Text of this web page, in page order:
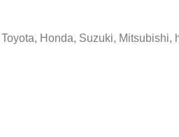
Honda, Suzuki, Mitsubishi,